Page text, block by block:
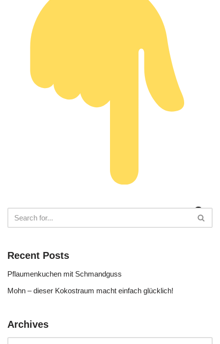
Recent Posts
Pflaumenkuchen mit Schmandguss
Mohn – dieser Kokostraum macht einfach glücklich!
Archives